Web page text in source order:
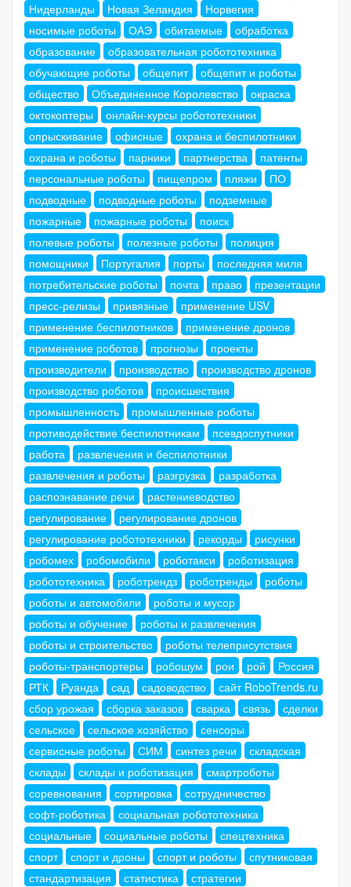
Нидерланды
Новая Зеландия
Норвегия
носимые роботы
ОАЭ обитаемые
обработка
образование
образовательная робототехника
обучающие роботы
общепит
общепит и роботы
общество
Объединенное Королевство
окраска
октокоптеры
онлайн-курсы робототехники
опрыскивание
офисные
охрана и беспилотники
охрана и роботы
парники партнерства
патенты
персональные роботы
пищепром пляжи
ПО
подводные
подводные роботы
подземные
пожарные
пожарные роботы
поиск
полевые роботы
полезные роботы
полиция
помощники
Португалия порты
последняя миля
потребительские роботы
почта право
презентации
пресс-релизы
привязные
применение USV
применение беспилотников
применение дронов
применение роботов
прогнозы
проекты
производители
производство
производство дронов
производство роботов
происшествия
промышленность
промышленные роботы
противодействие беспилотникам
псевдоспутники
работа
развлечения и беспилотники
развлечения и роботы
разгрузка
разработка
распознавание речи
растениеводство
регулирование
регулирование дронов
регулирование робототехники
рекорды
рисунки
робомех
робомобили роботакси
роботизация
робототехника
роботрендз роботренды
роботы
роботы и автомобили
роботы и мусор
роботы и обучение
роботы и развлечения
роботы и строительство
роботы телеприсутствия
роботы-транспортеры
робошум рои рой
Россия
РТК
Руанда сад садоводство
сайт RoboTrends.ru
сбор урожая
сборка заказов сварка связь
сделки
сельское
сельское хозяйство
сенсоры
сервисные роботы
СИМ синтез речи
складская
склады
склады и роботизация
смартроботы
соревнования
сортировка
сотрудничество
софт-роботика
социальная робототехника
социальные
социальные роботы
спецтехника
спорт
спорт и дроны спорт и роботы
спутниковая
стандартизация
статистика
стратегии